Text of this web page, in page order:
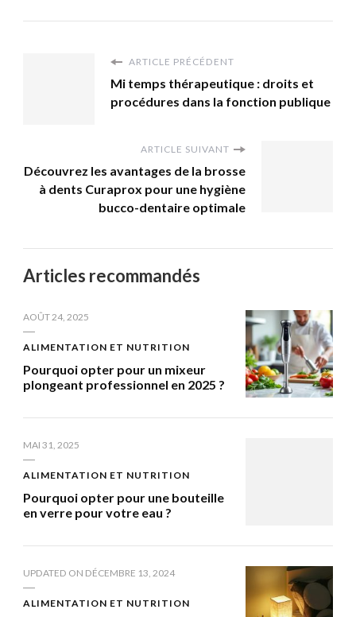
ARTICLE PRÉCÉDENT
Mi temps thérapeutique : droits et
procédures dans la fonction publique
ARTICLE SUIVANT
Découvrez les avantages de la brosse
à dents Curaprox pour une hygiène
bucco-dentaire optimale
Articles recommandés
AOÛT 24, 2025
ALIMENTATION ET NUTRITION
Pourquoi opter pour un mixeur
plongeant professionnel en 2025 ?
MAI 31, 2025
ALIMENTATION ET NUTRITION
Pourquoi opter pour une bouteille
en verre pour votre eau ?
UPDATED ON DÉCEMBRE 13, 2024
ALIMENTATION ET NUTRITION